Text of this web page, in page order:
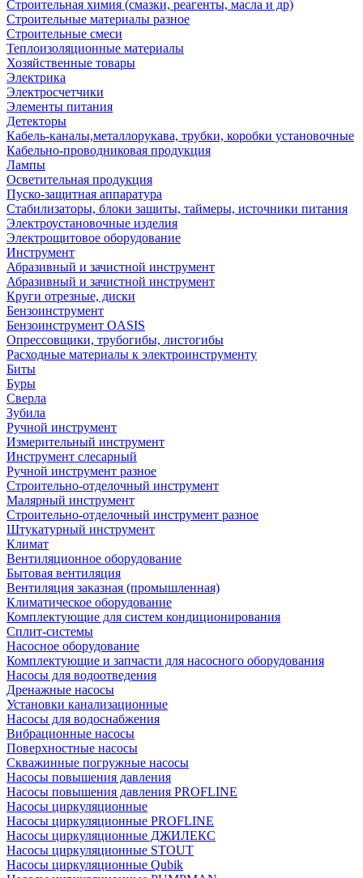
Строительная химия (смазки, реагенты, масла и др)
Строительные материалы разное
Строительные смеси
Теплоизоляционные материалы
Хозяйственные товары
Электрика
Электросчетчики
Элементы питания
Детекторы
Кабель-каналы,металлорукава, трубки, коробки установочные
Кабельно-проводниковая продукция
Лампы
Осветительная продукция
Пуско-защитная аппаратура
Стабилизаторы, блоки защиты, таймеры, источники питания
Электроустановочные изделия
Электрощитовое оборудование
Инструмент
Абразивный и зачистной инструмент
Абразивный и зачистной инструмент
Круги отрезные, диски
Бензоинструмент
Бензоинструмент OASIS
Опрессовщики, трубогибы, листогибы
Расходные материалы к электроинструменту
Биты
Буры
Сверла
Зубила
Ручной инструмент
Измерительный инструмент
Инструмент слесарный
Ручной инструмент разное
Строительно-отделочный инструмент
Малярный инструмент
Строительно-отделочный инструмент разное
Штукатурный инструмент
Климат
Вентиляционное оборудование
Бытовая вентиляция
Вентиляция заказная (промышленная)
Климатическое оборудование
Комплектующие для систем кондиционирования
Сплит-системы
Насосное оборудование
Комплектующие и запчасти для насосного оборудования
Насосы для водоотведения
Дренажные насосы
Установки канализационные
Насосы для водоснабжения
Вибрационные насосы
Поверхностные насосы
Скважинные погружные насосы
Насосы повышения давления
Насосы повышения давления PROFLINE
Насосы циркуляционные
Насосы циркуляционные PROFLINE
Насосы циркуляционные ДЖИЛЕКС
Насосы циркуляционные STOUT
Насосы циркуляционные Qubik